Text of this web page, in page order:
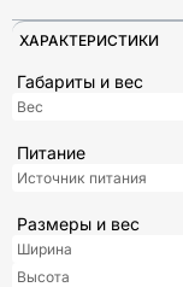
ХАРАКТЕРИСТИКИ
Габариты и вес
Вес
Питание
Источник питания
Размеры и вес
Ширина
Высота